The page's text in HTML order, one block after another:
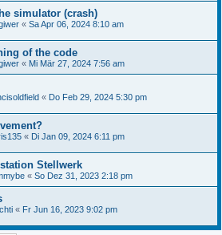
simulator (crash)
« Sa Apr 06, 2024 8:10 am
of the code
« Mi Mär 27, 2024 7:56 am
« Do Feb 29, 2024 5:30 pm
« Di Jan 09, 2024 6:11 pm
Stellwerk
« So Dez 31, 2023 2:18 pm
« Fr Jun 16, 2023 9:02 pm